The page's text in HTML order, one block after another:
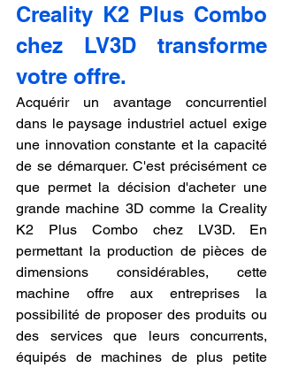
Creality K2 Plus Combo
chez LV3D transforme
votre offre.
Acquérir un avantage concurrentiel
dans le paysage industriel actuel exige
une innovation constante et la capacité
de se démarquer. C'est précisément ce
que permet la décision d'acheter une
grande machine 3D comme la Creality
K2 Plus Combo chez LV3D. En
permettant la production de pièces de
dimensions considérables, cette
machine offre aux entreprises la
possibilité de proposer des produits ou
des services que leurs concurrents,
équipés de machines de plus petite